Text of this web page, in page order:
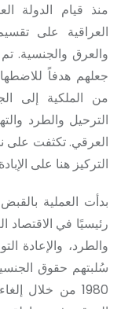
العراقية على
والعرق والجنسية.
جعلهم هدفاً
من الملكية إلى
الترحيل والطرد
التركيز هنا على الإبادة
رئيسيًا في الاقتصاد
والطرد، والإعادة
1980 من خلال